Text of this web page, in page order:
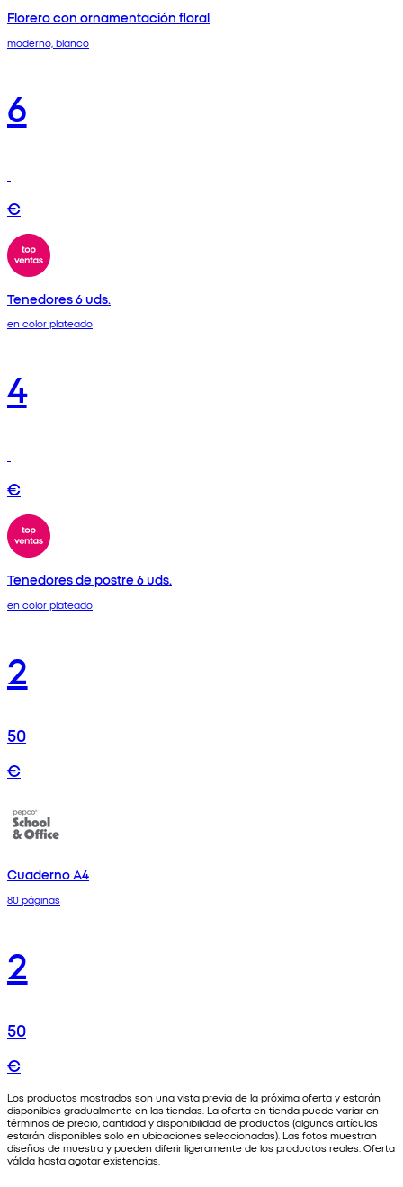
Florero con ornamentación floral
moderno, blanco
6
€
Tenedores 6 uds.
en color plateado
4
€
Tenedores de postre 6 uds.
en color plateado
2
50
€
Cuaderno A4
80 páginas
2
50
€
Los productos mostrados son una vista previa de la próxima oferta y estarán
disponibles gradualmente en las tiendas. La oferta en tienda puede variar en
términos de precio, cantidad y disponibilidad de productos (algunos artículos
estarán disponibles solo en ubicaciones seleccionadas). Las fotos muestran
diseños de muestra y pueden diferir ligeramente de los productos reales. Oferta
válida hasta agotar existencias.